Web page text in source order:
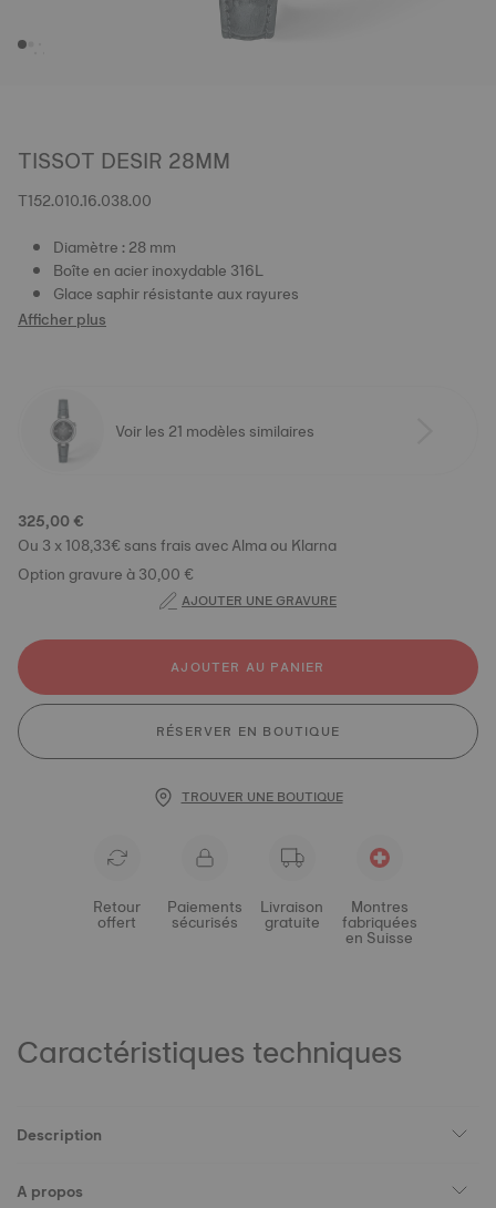
TISSOT DESIR 28MM
T152.010.16.038.00
Diamètre : 28 mm
Boîte en acier inoxydable 316L
Glace saphir résistante aux rayures
Afficher plus
Voir les 21 modèles similaires
325,00 €
Ou 3 x 108,33€ sans frais avec Alma ou Klarna
Option gravure à 30,00 €
AJOUTER UNE GRAVURE
AJOUTER AU PANIER
RÉSERVER EN BOUTIQUE
TROUVER UNE BOUTIQUE
Retour
offert
Paiements
sécurisés
Livraison
gratuite
Montres
fabriquées
en Suisse
Caractéristiques techniques
Description
A propos